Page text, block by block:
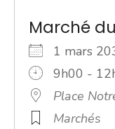
Marché
1 mars
9h00 -
Place
Marchés